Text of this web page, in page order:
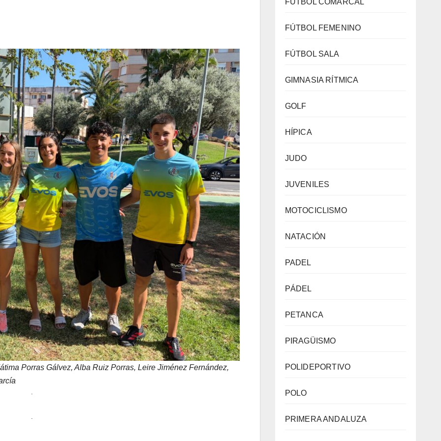
Porras Gálvez, Alba Ruiz Porras, Leire Jiménez Fernández,
FÚTBOL COMARCAL
FÚTBOL FEMENINO
FÚTBOL SALA
GIMNASIA RÍTMICA
GOLF
HÍPICA
JUDO
JUVENILES
MOTOCICLISMO
NATACIÓN
PADEL
PÁDEL
PETANCA
PIRAGÜISMO
POLIDEPORTIVO
POLO
PRIMERA ANDALUZA